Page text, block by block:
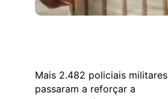
Mais 2.482 policiais militares
passaram a reforçar a